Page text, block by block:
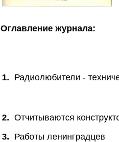
Оглавление журнала:
1. Радиолюбители -
2. Отчитываются
3. Работы ленинградцев